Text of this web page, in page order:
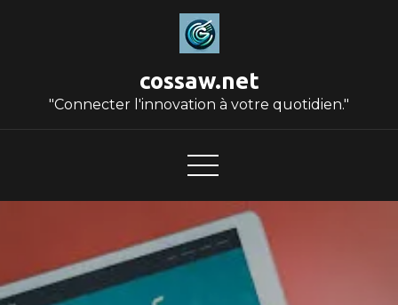
cossaw.net
"Connecter l'innovation à votre quotidien."